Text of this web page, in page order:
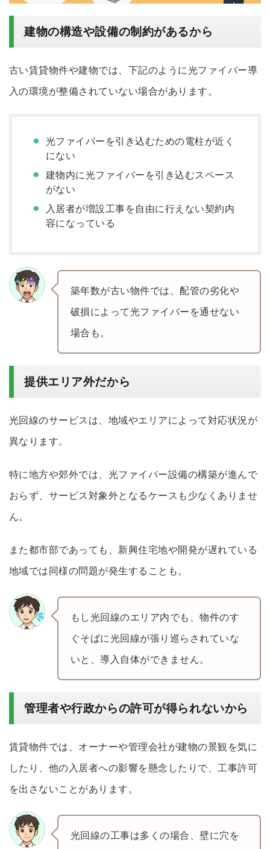
建物の構造や設備の制約があるから
古い賃貸物件や建物では、下記のように光ファイバー導
入の環境が整備されていない場合があります。
光ファイバーを引き込むための電柱が近く
にない
建物内に光ファイバーを引き込むスペース
がない
入居者が増設工事を自由に行えない契約内
容になっている
築年数が古い物件では、配管の劣化や
破損によって光ファイバーを通せない
場合も。
提供エリア外だから
光回線のサービスは、地域やエリアによって対応状況が
異なります。
特に地方や郊外では、光ファイバー設備の構築が進んで
おらず、サービス対象外となるケースも少なくありませ
ん。
また都市部であっても、新興住宅地や開発が遅れている
地域では同様の問題が発生することも。
もし光回線のエリア内でも、物件のす
ぐそばに光回線が張り巡らされていな
いと、導入自体ができません。
管理者や行政からの許可が得られないから
賃貸物件では、オーナーや管理会社が建物の景観を気に
したり、他の入居者への影響を懸念したりで、工事許可
を出さないことがあります。
光回線の工事は多くの場合、壁に穴を